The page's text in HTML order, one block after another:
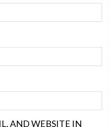
AND WEBSITE IN